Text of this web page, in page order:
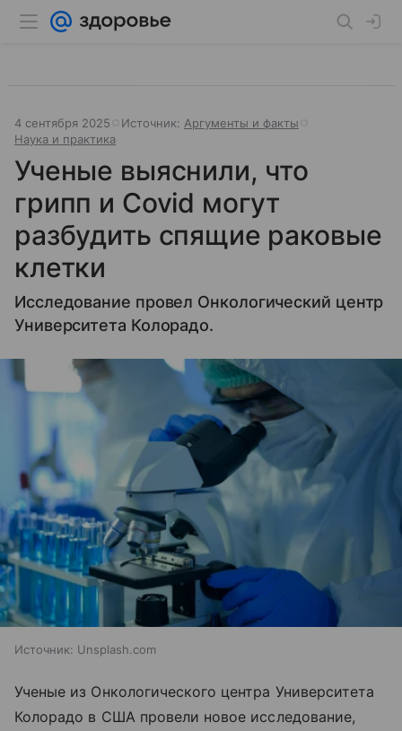
4 сентября 2025 Источник: Аргументы и факты
Наука и практика
Ученые выяснили, что
грипп и Covid могут
разбудить спящие раковые
клетки
Исследование провел Онкологический центр
Университета Колорадо.
Источник: Unsplash.com
Ученые из Онкологического центра Университета
Колорадо в США провели новое исследование,